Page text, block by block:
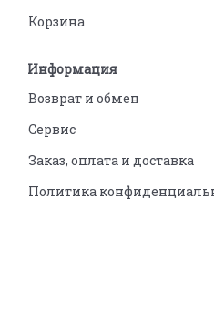
Корзина
Информация
Возврат и обмен
Сервис
Заказ, оплата и доставка
Политика